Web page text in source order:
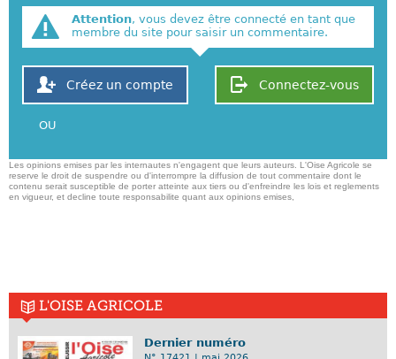
Attention, vous devez être connecté en tant que
membre du site pour saisir un commentaire.
Connectez-vous
Créez un compte
OU
Les opinions emises par les internautes n'engagent que leurs auteurs. L'Oise Agricole se
reserve le droit de suspendre ou d'interrompre la diffusion de tout commentaire dont le
contenu serait susceptible de porter atteinte aux tiers ou d'enfreindre les lois et reglements
en vigueur, et decline toute responsabilite quant aux opinions emises,
L'OISE AGRICOLE
Dernier numéro